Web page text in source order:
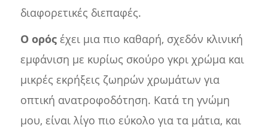
διαφορετικές διεπαφές.
Ο ορόςέχει μια πιο καθαρή, σχεδόν κλινική
εμφάνιση με κυρίως σκούρο γκρι χρώμα και
μικρές εκρήξεις ζωηρών χρωμάτων για
οπτική ανατροφοδότηση. Κατά τη γνώμη
μου, είναι λίγο πιο εύκολο για τα μάτια, και